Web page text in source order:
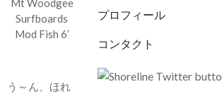
Mt Woodgee
Surfboards
Mod Fish 6’
う～ん、ほれ
プロフィール
コンタクト